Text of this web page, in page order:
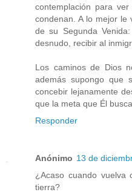
contemplación para
condenan. A lo mejor le
de su Segunda
desnudo, recibir al
Los caminos de Dios
además supongo que
concebir lejanamente
que la meta que Él
Responder
Anónimo 13 de
¿Acaso cuando vuelva
tierra?